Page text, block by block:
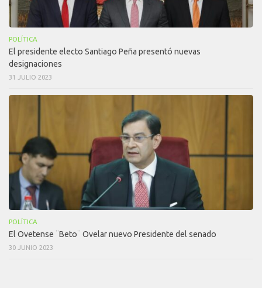
POLÍTICA
El presidente electo Santiago Peña presentó nuevas
designaciones
31 JULIO 2023
POLÍTICA
El Ovetense ¨Beto¨ Ovelar nuevo Presidente del senado
30 JUNIO 2023